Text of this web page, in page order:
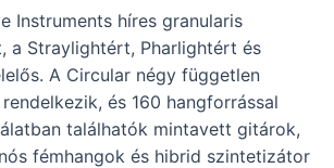
Instruments híres granularis
a Straylightért, Pharlightért és
A Circular négy független
és 160 hangforrással
találhatók mintavett gitárok,
fémhangok és hibrid szintetizátor